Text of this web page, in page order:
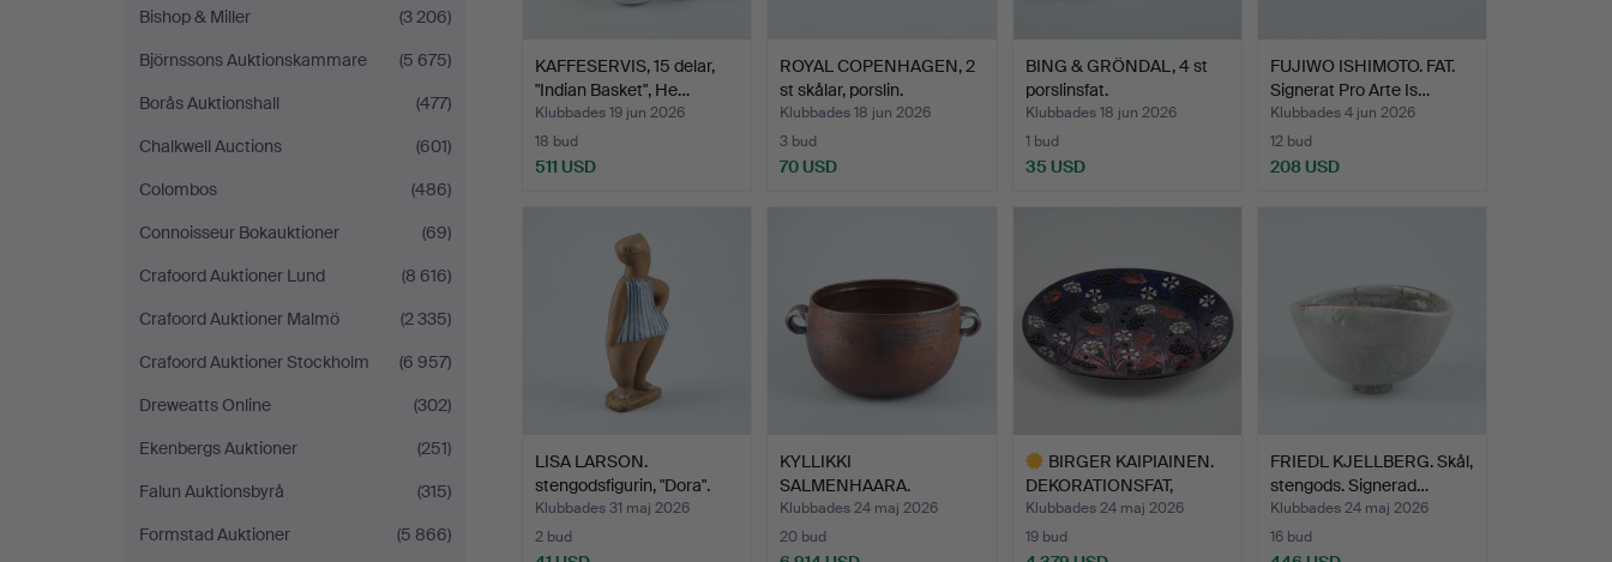
Bishop & Miller
(3 206)
Björnssons Auktionskammare
(5 675)
Borås Auktionshall
(477)
Chalkwell Auctions
(601)
Colombos
(486)
Connoisseur Bokauktioner
(69)
Crafoord Auktioner Lund
(8 616)
Crafoord Auktioner Malmö
(2 335)
Crafoord Auktioner Stockholm
(6 957)
Dreweatts Online
(302)
Ekenbergs Auktioner
(251)
Falun Auktionsbyrå
(315)
Formstad Auktioner
(5 866)
KAFFESERVIS, 15 delar,
"Indian Basket", He…
Klubbades 19 jun 2026
18 bud
511 USD
ROYAL COPENHAGEN, 2
st skålar, porslin.
Klubbades 18 jun 2026
3 bud
70 USD
BING & GRÖNDAL, 4 st
porslinsfat.
Klubbades 18 jun 2026
1 bud
35 USD
FUJIWO ISHIMOTO. FAT.
Signerat Pro Arte Is…
Klubbades 4 jun 2026
12 bud
208 USD
LISA LARSON.
stengodsfigurin, "Dora".
Gust…
Klubbades 31 maj 2026
2 bud
KYLLIKKI
SALMENHAARA.
Praktskål. Signerad …
Klubbades 24 maj 2026
20 bud
BIRGER KAIPIAINEN.
DEKORATIONSFAT,
signera…
Klubbades 24 maj 2026
19 bud
FRIEDL KJELLBERG. Skål,
stengods. Signerad…
Klubbades 24 maj 2026
16 bud